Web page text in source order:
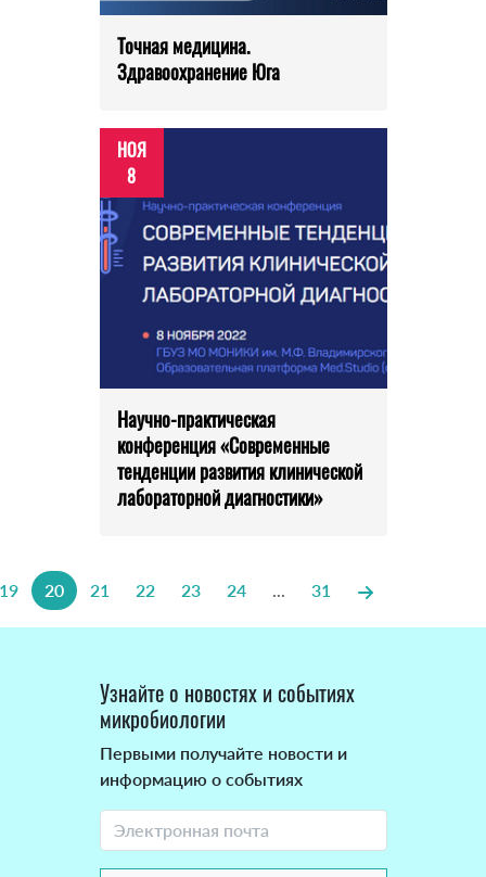
Точная медицина.
Здравоохранение Юга
НОЯ
8
Научно-практическая
конференция «Современные
тенденции развития клинической
лабораторной диагностики»
20 21 22 23 24 ... 31
Узнайте о новостях и событиях
микробиологии
Первыми получайте новости и
информацию о событиях